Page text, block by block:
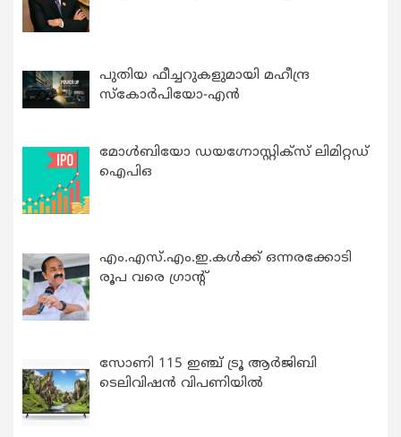
പുതിയ ഫീച്ചറുകളുമായി മഹീന്ദ്ര
സ്കോർപിയോ-എൻ
മോൾബിയോ ഡയഗ്നോസ്റ്റിക്സ് ലിമിറ്റഡ്
ഐപിഒ
എം.എസ്.എം.ഇ.കൾക്ക് ഒന്നരക്കോടി
രൂപ വരെ ഗ്രാന്റ്
സോണി 115 ഇഞ്ച് ട്രൂ ആർജിബി
ടെലിവിഷൻ വിപണിയിൽ